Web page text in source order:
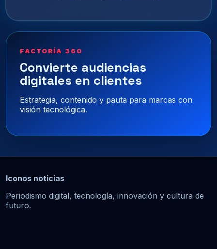
FACTORÍA 360
Convierte audiencias
digitales en clientes
Estrategia, contenido y pauta para marcas con
visión tecnológica.
Iconos noticias
Periodismo digital, tecnología, innovación y cultura de
futuro.